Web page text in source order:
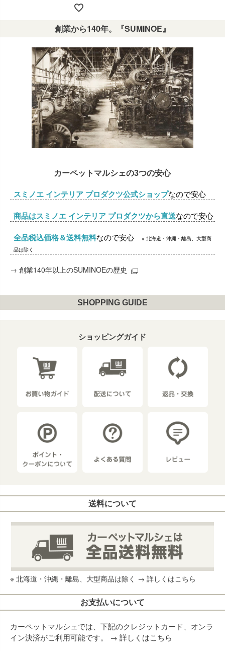
創業から140年。『SUMINOE』
カーペットマルシェの3つの安心
スミノエ インテリア プロダクツ公式ショップなので安心
商品はスミノエ インテリア プロダクツから直送なので安心
全品税込価格＆送料無料なので安心※ 北海道・沖縄・離島、大型商
品は除く
→ 創業140年以上のSUMINOEの歴史
SHOPPING GUIDE
ショッピングガイド
送料について
※ 北海道・沖縄・離島、大型商品は除く → 詳しくはこちら
お支払いについて
カーペットマルシェでは、下記のクレジットカード、オンラ
イン決済がご利用可能です。 → 詳しくはこちら